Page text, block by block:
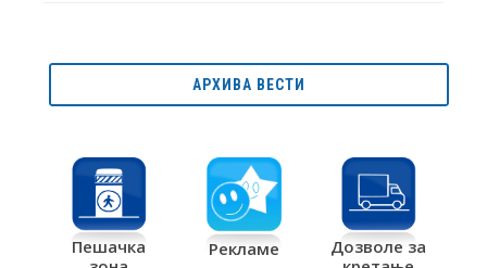
АРХИВА ВЕСТИ
Пешачка
Рекламе
Дозволе за